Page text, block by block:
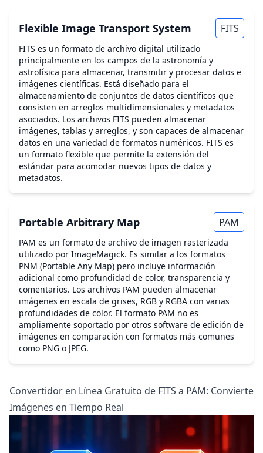
Flexible Image Transport System FITS
FITS es un formato de archivo digital utilizado
principalmente en los campos de la astronomía y
astrofísica para almacenar, transmitir y procesar datos e
imágenes científicas. Está diseñado para el
almacenamiento de conjuntos de datos científicos que
consisten en arreglos multidimensionales y metadatos
asociados. Los archivos FITS pueden almacenar
imágenes, tablas y arreglos, y son capaces de almacenar
datos en una variedad de formatos numéricos. FITS es
un formato flexible que permite la extensión del
estándar para acomodar nuevos tipos de datos y
metadatos.
Portable Arbitrary Map PAM
PAM es un formato de archivo de imagen rasterizada
utilizado por ImageMagick. Es similar a los formatos
PNM (Portable Any Map) pero incluye información
adicional como profundidad de color, transparencia y
comentarios. Los archivos PAM pueden almacenar
imágenes en escala de grises, RGB y RGBA con varias
profundidades de color. El formato PAM no es
ampliamente soportado por otros software de edición de
imágenes en comparación con formatos más comunes
como PNG o JPEG.
Convertidor en Línea Gratuito de FITS a PAM: Convierte
Imágenes en Tiempo Real